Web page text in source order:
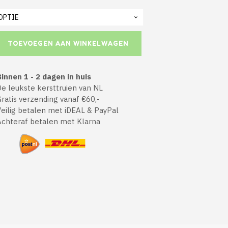
TOEVOEGEN AAN WINKELWAGEN
1 - 2 dagen in huis
leukste kersttruien van NL
verzending vanaf €60,-
betalen met iDEAL & PayPal
betalen met Klarna